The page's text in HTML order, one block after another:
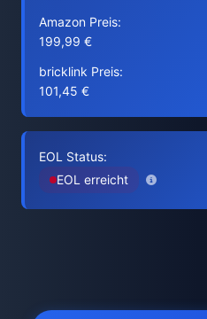
Amazon Preis:
199,99 €
bricklink Preis:
101,45 €
EOL Status:
EOL erreicht